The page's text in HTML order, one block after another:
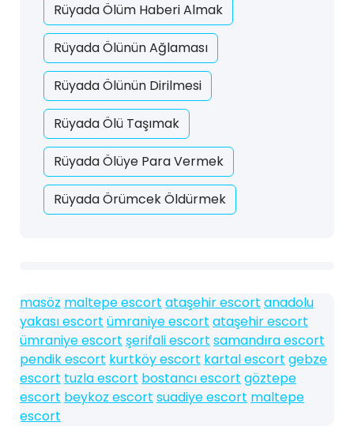
Rüyada Ölüm Haberi Almak
Rüyada Ölünün Ağlaması
Rüyada Ölünün Dirilmesi
Rüyada Ölü Taşımak
Rüyada Ölüye Para Vermek
Rüyada Örümcek Öldürmek
masöz maltepe escort ataşehir escort anadolu
yakası escort ümraniye escort ataşehir escort
ümraniye escort şerifali escort samandıra escort
pendik escort kurtköy escort kartal escort gebze
escort tuzla escort bostancı escort göztepe
escort beykoz escort suadiye escort maltepe
escort